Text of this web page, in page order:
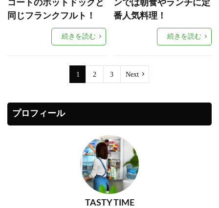
コートのホットドックと
同じフランクフルト！
続きを読む
ンでは朝食やランチに定
番人気料理！
続きを読む
1 2 3 Next
プロフィール
TASTY TIME